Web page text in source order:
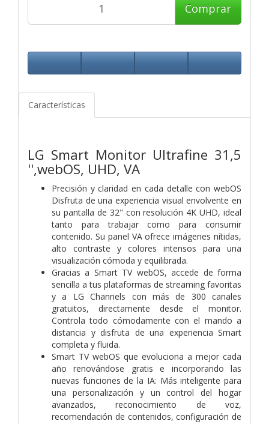
Comprar
Características
LG Smart Monitor Ultrafine 31,5
'',webOS, UHD, VA
Precisión y claridad en cada detalle con webOS
Disfruta de una experiencia visual envolvente en
su pantalla de 32" con resolución 4K UHD, ideal
tanto para trabajar como para consumir
contenido. Su panel VA ofrece imágenes nítidas,
alto contraste y colores intensos para una
visualización cómoda y equilibrada.
Gracias a Smart TV webOS, accede de forma
sencilla a tus plataformas de streaming favoritas
y a LG Channels con más de 300 canales
gratuitos, directamente desde el monitor.
Controla todo cómodamente con el mando a
distancia y disfruta de una experiencia Smart
completa y fluida.
Smart TV webOS que evoluciona a mejor cada
año renovándose gratis e incorporando las
nuevas funciones de la IA: Más inteligente para
una personalización y un control del hogar
avanzados, reconocimiento de voz,
recomendación de contenidos, configuración de